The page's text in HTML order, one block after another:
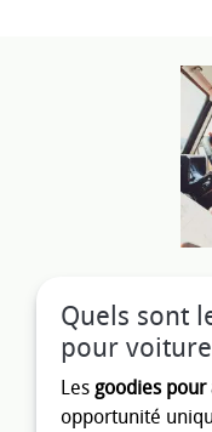
Quels sont
pour
Les goodies
opportunité